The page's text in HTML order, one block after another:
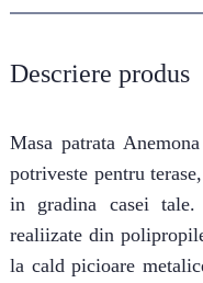
Descriere produs
Masa patrata
potriveste pentru
in gradina casei
realiizate din
la cald picioare